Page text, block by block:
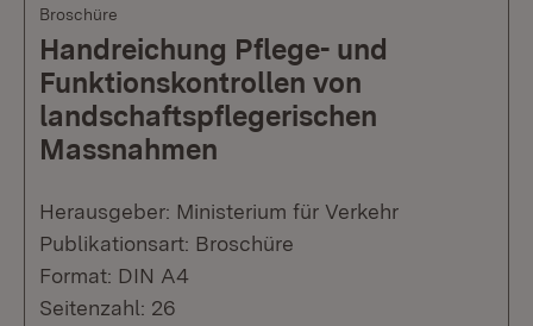
Broschüre
Handreichung Pflege- und
Funktionskontrollen von
landschaftspflegerischen
Massnahmen
Herausgeber: Ministerium für Verkehr
Publikationsart: Broschüre
Format: DIN A4
Seitenzahl: 26